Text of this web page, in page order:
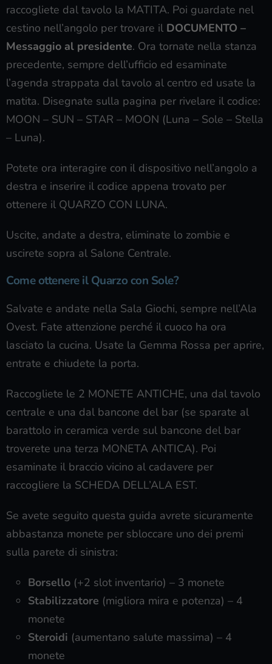
raccogliete dal tavolo la MATITA. Poi guardate nel
cestino nell’angolo per trovare il DOCUMENTO –
Messaggio al presidente. Ora tornate nella stanza
precedente, sempre dell’ufficio ed esaminate
l’agenda strappata dal tavolo al centro ed usate la
matita. Disegnate sulla pagina per rivelare il codice:
MOON – SUN – STAR – MOON (Luna – Sole – Stella
– Luna).
Potete ora interagire con il dispositivo nell’angolo a
destra e inserire il codice appena trovato per
ottenere il QUARZO CON LUNA.
Uscite, andate a destra, eliminate lo zombie e
uscirete sopra al Salone Centrale.
Come ottenere il Quarzo con Sole?
Salvate e andate nella Sala Giochi, sempre nell’Ala
Ovest. Fate attenzione perché il cuoco ha ora
lasciato la cucina. Usate la Gemma Rossa per aprire,
entrate e chiudete la porta.
Raccogliete le 2 MONETE ANTICHE, una dal tavolo
centrale e una dal bancone del bar (se sparate al
barattolo in ceramica verde sul bancone del bar
troverete una terza MONETA ANTICA). Poi
esaminate il braccio vicino al cadavere per
raccogliere la SCHEDA DELL’ALA EST.
Se avete seguito questa guida avrete sicuramente
abbastanza monete per sbloccare uno dei premi
sulla parete di sinistra:
Borsello (+2 slot inventario) – 3 monete
Stabilizzatore (migliora mira e potenza) – 4
monete
Steroidi (aumentano salute massima) – 4
monete